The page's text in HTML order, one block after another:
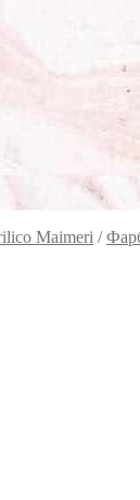
Maimeri /